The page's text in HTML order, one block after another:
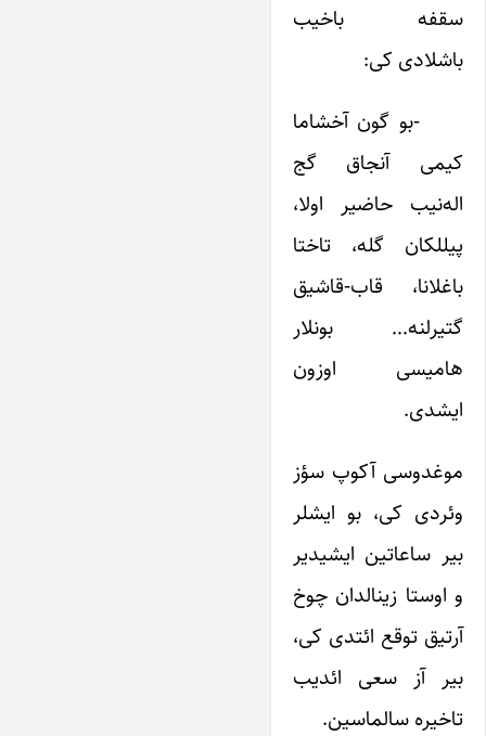
سقفه باخیب
باشلادی کی:
-بو گون آخشاما
کیمی آنجاق گج
اله‌نیب حاضیر اولا،
پیللکان گله، تاختا
باغلانا، قاب-قاشیق
گتیرلنه… بونلار
هامیسی اوزون
ایشدی.
موغدوسی آکوپ سؤز
وئردی کی، بو ایشلر
بیر ساعاتین ایشیدیر
و اوستا زینالدان چوخ
آرتیق توقع ائتدی کی،
بیر آز سعی ائدیب
تاخیره سالماسین.